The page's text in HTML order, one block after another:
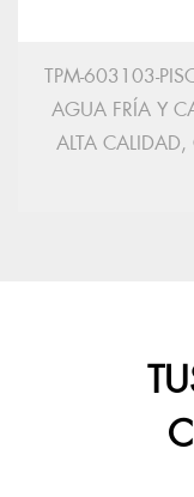
TPM-603103-
AGUA FRÍA Y
ALTA